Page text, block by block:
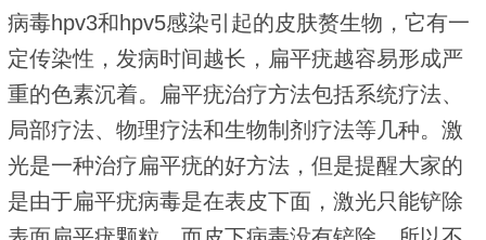
病毒hpv3和hpv5感染引起的皮肤赘生物，它有一
定传染性，发病时间越长，扁平疣越容易形成严
重的色素沉着。扁平疣治疗方法包括系统疗法、
局部疗法、物理疗法和生物制剂疗法等几种。激
光是一种治疗扁平疣的好方法，但是提醒大家的
是由于扁平疣病毒是在表皮下面，激光只能铲除